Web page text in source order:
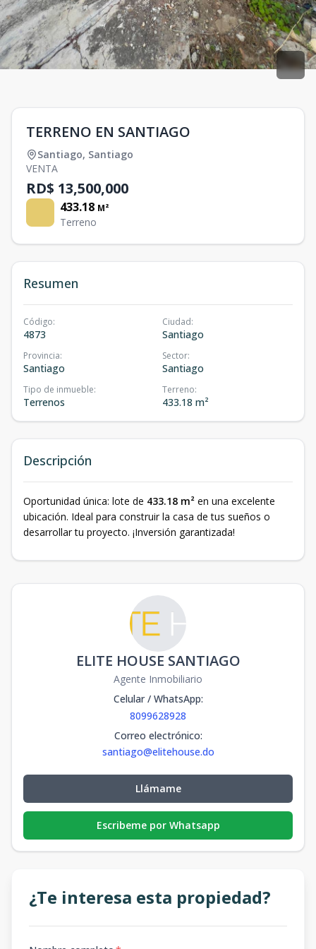
TERRENO EN SANTIAGO
Santiago, Santiago
VENTA
RD$ 13,500,000
433.18 M²
Terreno
Resumen
Código:
4873
Ciudad:
Santiago
Provincia:
Santiago
Sector:
Santiago
Tipo de inmueble:
Terrenos
Terreno:
433.18 m²
Descripción
Oportunidad única: lote de 433.18 m² en una excelente
ubicación. Ideal para construir la casa de tus sueños o
desarrollar tu proyecto. ¡Inversión garantizada!
ELITE HOUSE SANTIAGO
Agente Inmobiliario
Celular / WhatsApp:
8099628928
Correo electrónico:
santiago@elitehouse.do
Llámame
Escribeme por Whatsapp
¿Te interesa esta propiedad?